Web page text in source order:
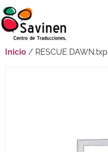
Inicio / RESCUE DAWN.txp